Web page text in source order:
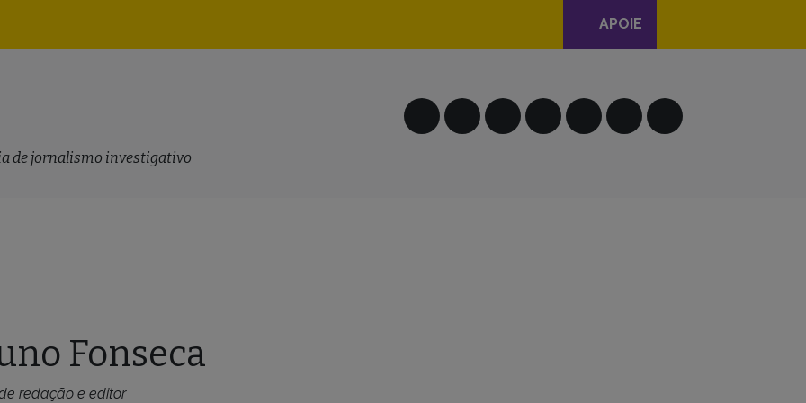
principal
APOIE
de jornalismo investigativo
Fonseca
redação e editor